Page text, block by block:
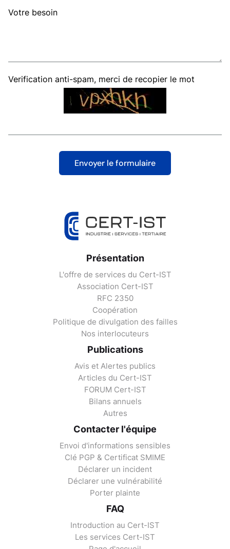
Votre besoin
Verification anti-spam, merci de recopier le mot
Présentation
L'offre de services du Cert-IST
Association Cert-IST
RFC 2350
Coopération
Politique de divulgation des failles
Nos interlocuteurs
Publications
Avis et Alertes publics
Articles du Cert-IST
FORUM Cert-IST
Bilans annuels
Autres
Contacter l'équipe
Envoi d'informations sensibles
Clé PGP & Certificat SMIME
Déclarer un incident
Déclarer une vulnérabilité
Porter plainte
FAQ
Introduction au Cert-IST
Les services Cert-IST